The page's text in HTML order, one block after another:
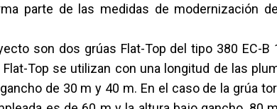
parte de las medidas de modernización
son dos grúas Flat-Top del tipo 380 EC-B
Top se utilizan con una longitud de las
de 30 m y 40 m. En el caso de la grúa